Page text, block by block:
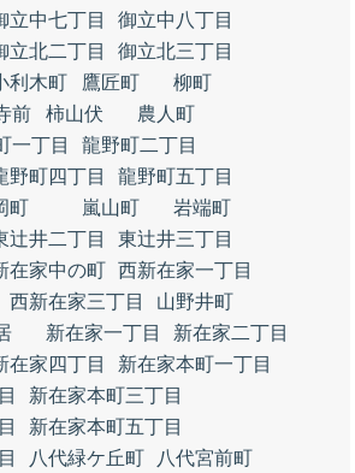
立中七丁目
御立中八丁目
立北二丁目
御立北三丁目
利木町 鷹匠町
柳町
前 柿山伏
農人町
一丁目
龍野町二丁目
野町四丁目
龍野町五丁目
町 嵐山町
岩端町
辻井二丁目
東辻井三丁目
在家中の町 西新在家一丁目
西新在家三丁目
山野井町
新在家一丁目
新在家二丁目
在家四丁目
新在家本町一丁目
新在家本町三丁目
新在家本町五丁目
八代緑ケ丘町
八代宮前町